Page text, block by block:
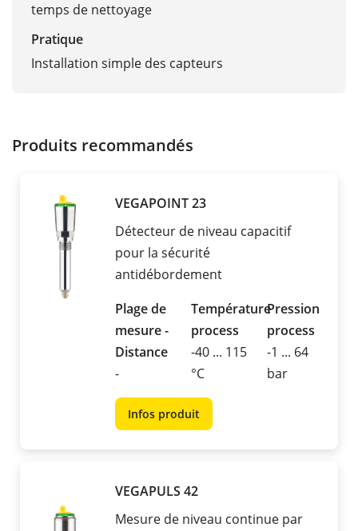
temps de nettoyage
Pratique
Installation simple des capteurs
Produits recommandés
VEGAPOINT 23
Détecteur de niveau capacitif
pour la sécurité
antidébordement
Plage de
mesure -
Distance
-
Température
process
-40 ... 115
°C
Pression
process
-1 ... 64
bar
Infos produit
VEGAPULS 42
Mesure de niveau continue par